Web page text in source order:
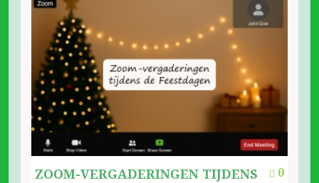
0
ZOOM-VERGADERINGEN TIJDENS